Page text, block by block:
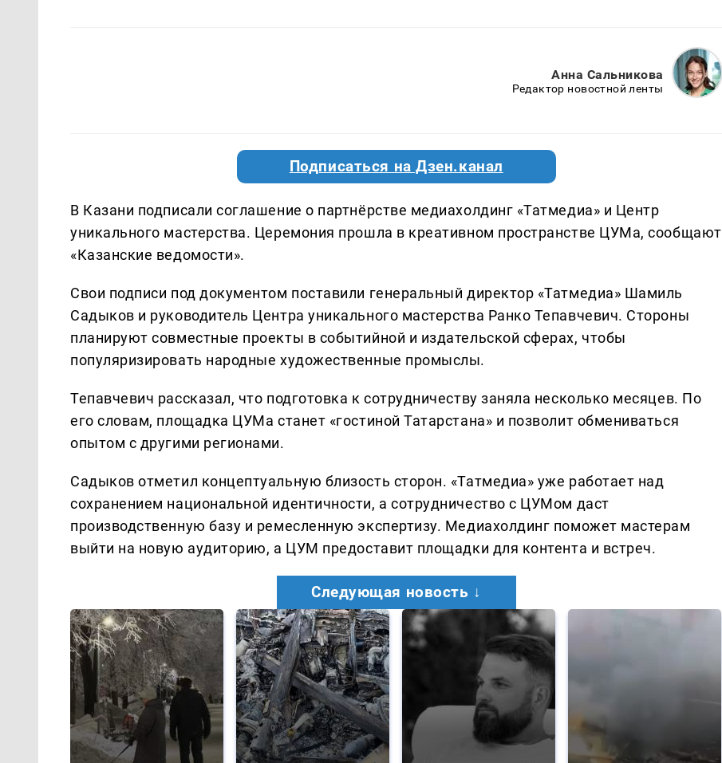
Анна Сальникова
Редактор новостной ленты
Подписаться на Дзен.канал
В Казани подписали соглашение о партнёрстве медиахолдинг «Татмедиа» и Центр
уникального мастерства. Церемония прошла в креативном пространстве ЦУМа, сообщают
«Казанские ведомости».
Свои подписи под документом поставили генеральный директор «Татмедиа» Шамиль
Садыков и руководитель Центра уникального мастерства Ранко Тепавчевич. Стороны
планируют совместные проекты в событийной и издательской сферах, чтобы
популяризировать народные художественные промыслы.
Тепавчевич рассказал, что подготовка к сотрудничеству заняла несколько месяцев. По
его словам, площадка ЦУМа станет «гостиной Татарстана» и позволит обмениваться
опытом с другими регионами.
Садыков отметил концептуальную близость сторон. «Татмедиа» уже работает над
сохранением национальной идентичности, а сотрудничество с ЦУМом даст
производственную базу и ремесленную экспертизу. Медиахолдинг поможет мастерам
выйти на новую аудиторию, а ЦУМ предоставит площадки для контента и встреч.
Следующая новость ↓